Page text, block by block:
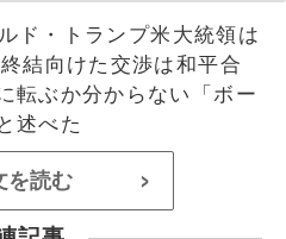
ド・トランプ米大統領は
結向けた交渉は和平合
転ぶか分からない「ボー
述べた
を読む >